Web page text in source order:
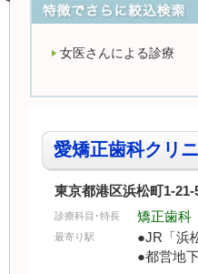
女医さんによる診療
愛矯正歯科クリ
東京都港区浜松町1-
診療科目･特長 矯正歯科
最寄り駅
●JR「浜
●都営地